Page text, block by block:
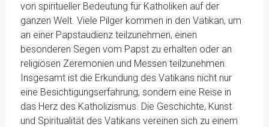
von spiritueller Bedeutung für Katholiken auf der
ganzen Welt. Viele Pilger kommen in den Vatikan, um
an einer Papstaudienz teilzunehmen, einen
besonderen Segen vom Papst zu erhalten oder an
religiösen Zeremonien und Messen teilzunehmen.
Insgesamt ist die Erkundung des Vatikans nicht nur
eine Besichtigungserfahrung, sondern eine Reise in
das Herz des Katholizismus. Die Geschichte, Kunst
und Spiritualität des Vatikans vereinen sich zu einem